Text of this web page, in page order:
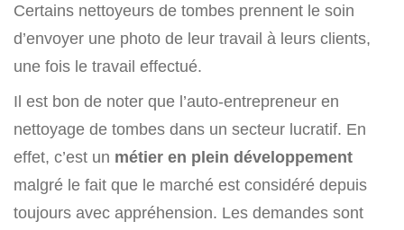
Certains nettoyeurs de tombes prennent le soin
d’envoyer une photo de leur travail à leurs clients,
une fois le travail effectué.
Il est bon de noter que l’auto-entrepreneur en
nettoyage de tombes dans un secteur lucratif. En
effet, c’est un métier en plein développement
malgré le fait que le marché est considéré depuis
toujours avec appréhension. Les demandes sont